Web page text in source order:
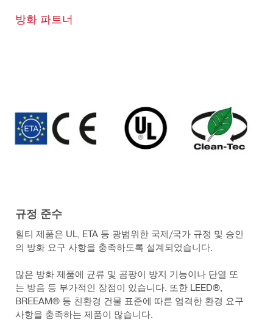
방화 파트너
규정 준수
힐티 제품은 UL, ETA 등 광범위한 국제/국가 규정 및 승인
의 방화 요구 사항을 충족하도록 설계되었습니다.
많은 방화 제품에 균류 및 곰팡이 방지 기능이나 단열 또
는 방음 등 부가적인 장점이 있습니다. 또한 LEED®,
BREEAM® 등 친환경 건물 표준에 따른 엄격한 환경 요구
사항을 충족하는 제품이 많습니다.